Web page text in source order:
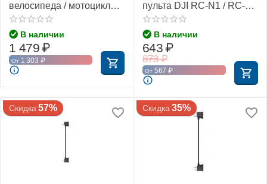
велосипеда / мотоцикла
для пульта DJI RC-N1 /
RC-N2 / RC-N3
(SunnyLife)
В наличии
1 479₽
От 1 303 ₽
пульта DJI RC-N1 / RC-N2
/ RC-N3 (Без упаковки)
В наличии
873 ₽
643₽
От 567 ₽
Скидка 57% Скидка 35%